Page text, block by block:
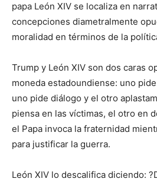
papa León XIV se localiza en
concepciones diametralmente
moralidad en términos de la
Trump y León XIV son dos caras
moneda estadoundiense: uno
uno pide diálogo y el otro
piensa en las víctimas, el otro en
el Papa invoca la fraternidad
para justificar la guerra.
León XIV lo descalifica diciendo: